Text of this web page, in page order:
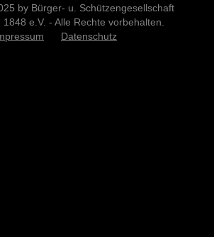
by Bürger- u. Schützengesellschaft
e.V. - Alle Rechte vorbehalten.
Datenschutz